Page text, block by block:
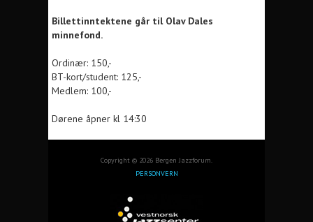
Billettinntektene går til Olav Dales
minnefond.
Ordinær: 150,-
BT-kort/student: 125,-
Medlem: 100,-
Dørene åpner kl 14:30
Copyright © 2026 Bergen Jazzforum.
PERSONVERN